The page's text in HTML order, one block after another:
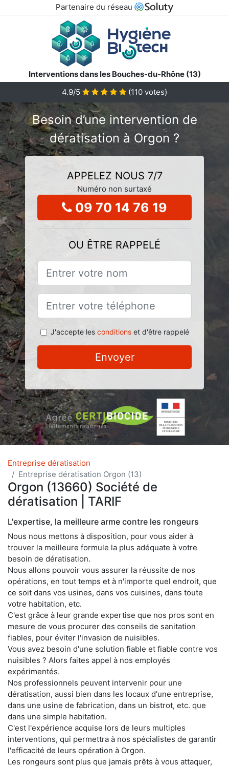
Partenaire du réseau
Interventions dans les Bouches-du-Rhône (13)
4.9/5
(110 votes)
Besoin d’une intervention de
dératisation à Orgon ?
APPELEZ NOUS 7/7
Numéro non surtaxé
09 70 14 76 19
OU ÊTRE RAPPELÉ
J'accepte les conditionset d'être rappelé
Envoyer
Entreprise dératisation
Entreprise dératisation Orgon (13)
Orgon (13660) Société de
dératisation | TARIF
L'expertise, la meilleure arme contre les rongeurs
Nous nous mettons à disposition, pour vous aider à
trouver la meilleure formule la plus adéquate à votre
besoin de dératisation.
Nous allons pouvoir vous assurer la réussite de nos
opérations, en tout temps et à n'importe quel endroit, que
ce soit dans vos usines, dans vos cuisines, dans toute
votre habitation, etc.
C'est grâce à leur grande expertise que nos pros sont en
mesure de vous procurer des conseils de sanitation
fiables, pour éviter l'invasion de nuisibles.
Vous avez besoin d'une solution fiable et fiable contre vos
nuisibles ? Alors faites appel à nos employés
expérimentés.
Nos professionnels peuvent intervenir pour une
dératisation, aussi bien dans les locaux d'une entreprise,
dans une usine de fabrication, dans un bistrot, etc. que
dans une simple habitation.
C'est l'expérience acquise lors de leurs multiples
interventions, qui permettra à nos spécialistes de garantir
l'efficacité de leurs opération à Orgon.
Les rongeurs sont plus que jamais prêts à vous attaquer,